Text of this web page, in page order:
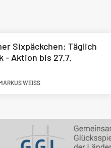
Sixpäckchen: Täglich
- Aktion bis 27.7.
WEISS